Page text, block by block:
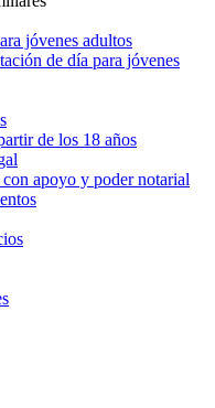
jóvenes adultos
de día para jóvenes
de los 18 años
apoyo y poder notarial